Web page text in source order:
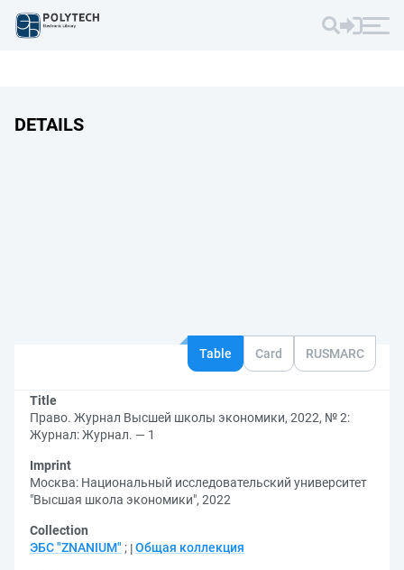
DETAILS
Table Card RUSMARC
Title
Право. Журнал Высшей школы экономики, 2022, № 2:
Журнал: Журнал. — 1
Imprint
Москва: Национальный исследовательский университет
"Высшая школа экономики", 2022
Collection
ЭБС "ZNANIUM" ; Общая коллекция